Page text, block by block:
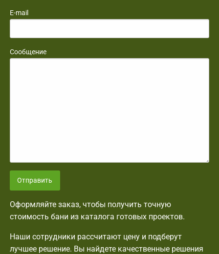
E-mail
Сообщение
Отправить
Оформляйте заказ, чтобы получить точную
стоимость бани из каталога готовых проектов.
Наши сотрудники рассчитают цену и подберут
лучшее решение. Вы найдете качественные решения